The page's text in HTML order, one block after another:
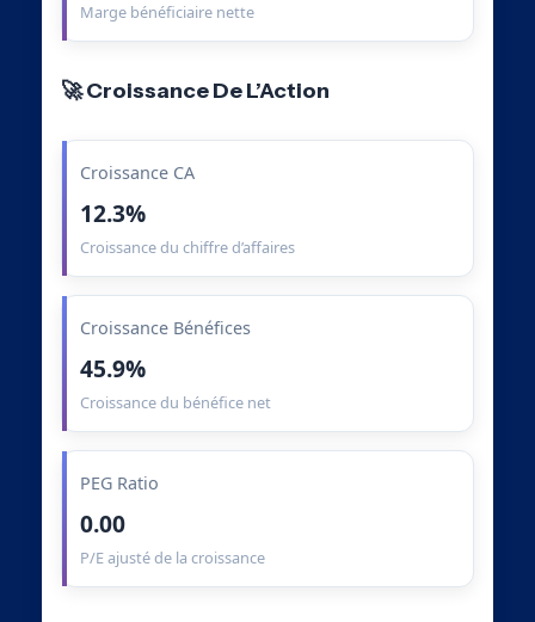
Marge bénéficiaire nette
🚀 Croissance De L’Action
Croissance CA
12.3%
Croissance du chiffre d’affaires
Croissance Bénéfices
45.9%
Croissance du bénéfice net
PEG Ratio
0.00
P/E ajusté de la croissance